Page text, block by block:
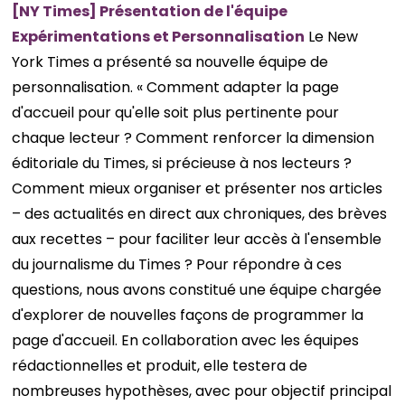
[NY Times] Présentation de l'équipe
Expérimentations et Personnalisation Le New
York Times a présenté sa nouvelle équipe de
personnalisation. « Comment adapter la page
d'accueil pour qu'elle soit plus pertinente pour
chaque lecteur ? Comment renforcer la dimension
éditoriale du Times, si précieuse à nos lecteurs ?
Comment mieux organiser et présenter nos articles
– des actualités en direct aux chroniques, des brèves
aux recettes – pour faciliter leur accès à l'ensemble
du journalisme du Times ? Pour répondre à ces
questions, nous avons constitué une équipe chargée
d'explorer de nouvelles façons de programmer la
page d'accueil. En collaboration avec les équipes
rédactionnelles et produit, elle testera de
nombreuses hypothèses, avec pour objectif principal